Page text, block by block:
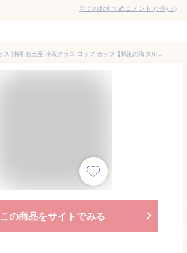
全てのおすすめコメント (1件) >
琉球ガラス グラス 沖縄 お土産 冷茶グラス コップ カップ【気泡の海タルグラス】
この商品をサイトでみる